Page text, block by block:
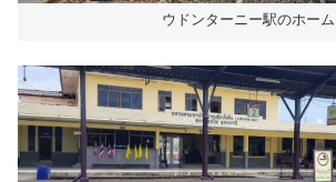
ウドンターニー駅のホーム